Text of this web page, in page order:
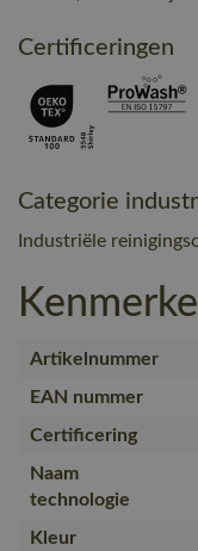
Certificeringen
Categorie
Industriële
Artikelnummer
EAN nummer
Certificering
Naam
technologie
Kleur